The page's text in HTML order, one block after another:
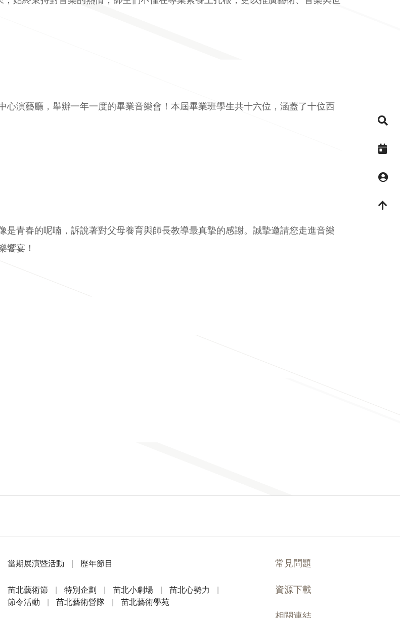
演藝廳，舉辦一年一度的畢業音樂會！本屆畢業班學生共十六位，涵蓋了十位西
青春的呢喃，訴說著對父母養育與師長教導最真摯的感謝。誠摯邀請您走進音樂
饗宴！
當期展演暨活動 歷年節目
苗北藝術節 特別企劃 苗北小劇場 苗北心勢力
節令活動
苗北藝術營隊 苗北藝術學苑
常見問題
資源下載
相關連結